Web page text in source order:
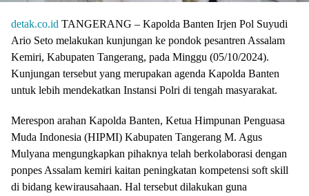
detak.co.id TANGERANG – Kapolda Banten Irjen Pol Suyudi
Ario Seto melakukan kunjungan ke pondok pesantren Assalam
Kemiri, Kabupaten Tangerang, pada Minggu (05/10/2024).
Kunjungan tersebut yang merupakan agenda Kapolda Banten
untuk lebih mendekatkan Instansi Polri di tengah masyarakat.
Merespon arahan Kapolda Banten, Ketua Himpunan Penguasa
Muda Indonesia (HIPMI) Kabupaten Tangerang M. Agus
Mulyana mengungkapkan pihaknya telah berkolaborasi dengan
ponpes Assalam kemiri kaitan peningkatan kompetensi soft skill
di bidang kewirausahaan. Hal tersebut dilakukan guna